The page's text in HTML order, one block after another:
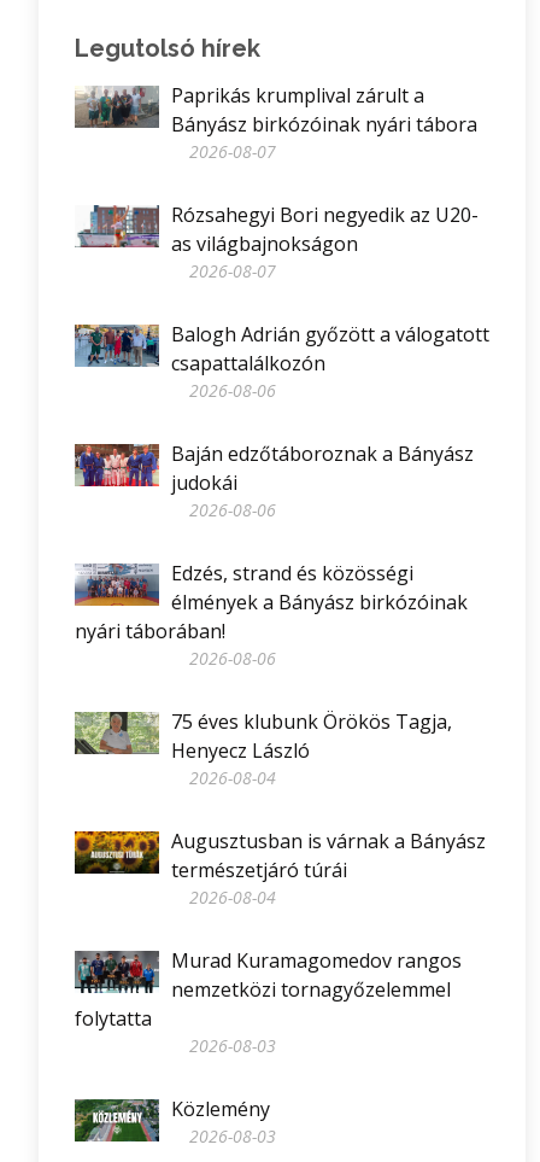
Legutolsó hírek
Paprikás krumplival zárult a
Bányász birkózóinak nyári tábora
2026-08-07
Rózsahegyi Bori negyedik az U20-
as világbajnokságon
2026-08-07
Balogh Adrián győzött a válogatott
csapattalálkozón
2026-08-06
Baján edzőtáboroznak a Bányász
judokái
2026-08-06
Edzés, strand és közösségi
élmények a Bányász birkózóinak
nyári táborában!
2026-08-06
75 éves klubunk Örökös Tagja,
Henyecz László
2026-08-04
Augusztusban is várnak a Bányász
természetjáró túrái
2026-08-04
Murad Kuramagomedov rangos
nemzetközi tornagyőzelemmel
folytatta
2026-08-03
Közlemény
2026-08-03